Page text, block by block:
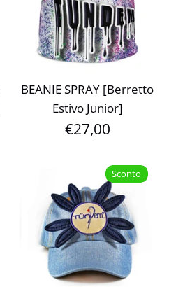
BEANIE SPRAY [Berretto
Estivo Junior]
€27,00
Sconto